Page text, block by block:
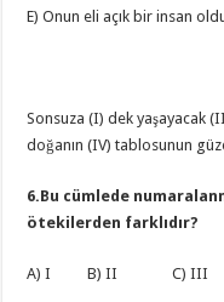
E) Onun eli açık bir insan
Sonsuza (I) dek yaşayacak
doğanın (IV) tablosunun
6.Bu cümlede
ötekilerden farklıdır?
A) I B) II C) III